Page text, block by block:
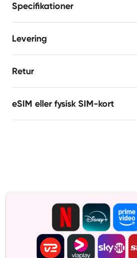
Specifikationer
Levering
Retur
eSIM eller fysisk SIM-kort